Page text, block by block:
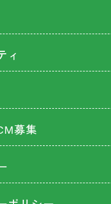
ィ
募集